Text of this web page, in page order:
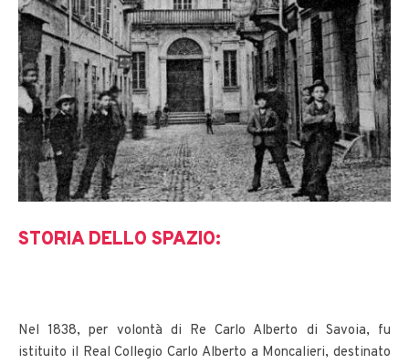
STORIA DELLO SPAZIO:
Nel 1838, per volontà di Re Carlo Alberto di Savoia, fu
istituito il Real Collegio Carlo Alberto a Moncalieri, destinato